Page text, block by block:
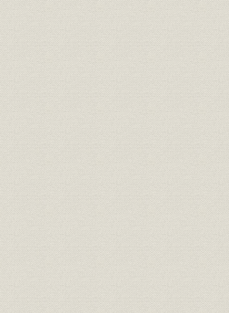
懐かしの新種保険部 米沢誠二
船賠責保険雑感 山中裕
機械保険連盟創立前後 原田義正
自賠責保険事始め 木村英世
1枚の名刺に見る地域営業の変質 西塚銀司朗
ロンドン、1963 川手生巳也
古きを尋ねて 芥潤一
まるごと手作り雑誌づくり 所洋二
初めて地域営業に出た頃 岡田偉知郎
「自動車社会」の幕開け 井上松男
私のサラリーマン史 小野三郎
ニッサン長期発売までの長い道 安藤治義
たった1枚の特製テーラーメイド証券 村井秀美
青山へ本社が移った 小梶晴好
瀬戸内に求めた活路 大滝修一